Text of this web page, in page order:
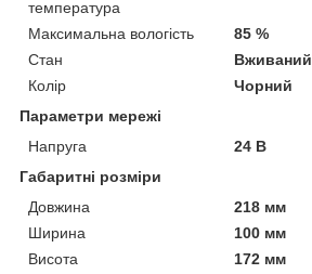
температура
Максимальна вологість
85 %
Стан
Вживаний
Колір
Чорний
Параметри мережі
Напруга
24 В
Габаритні розміри
Довжина
218 мм
Ширина
100 мм
Висота
172 мм